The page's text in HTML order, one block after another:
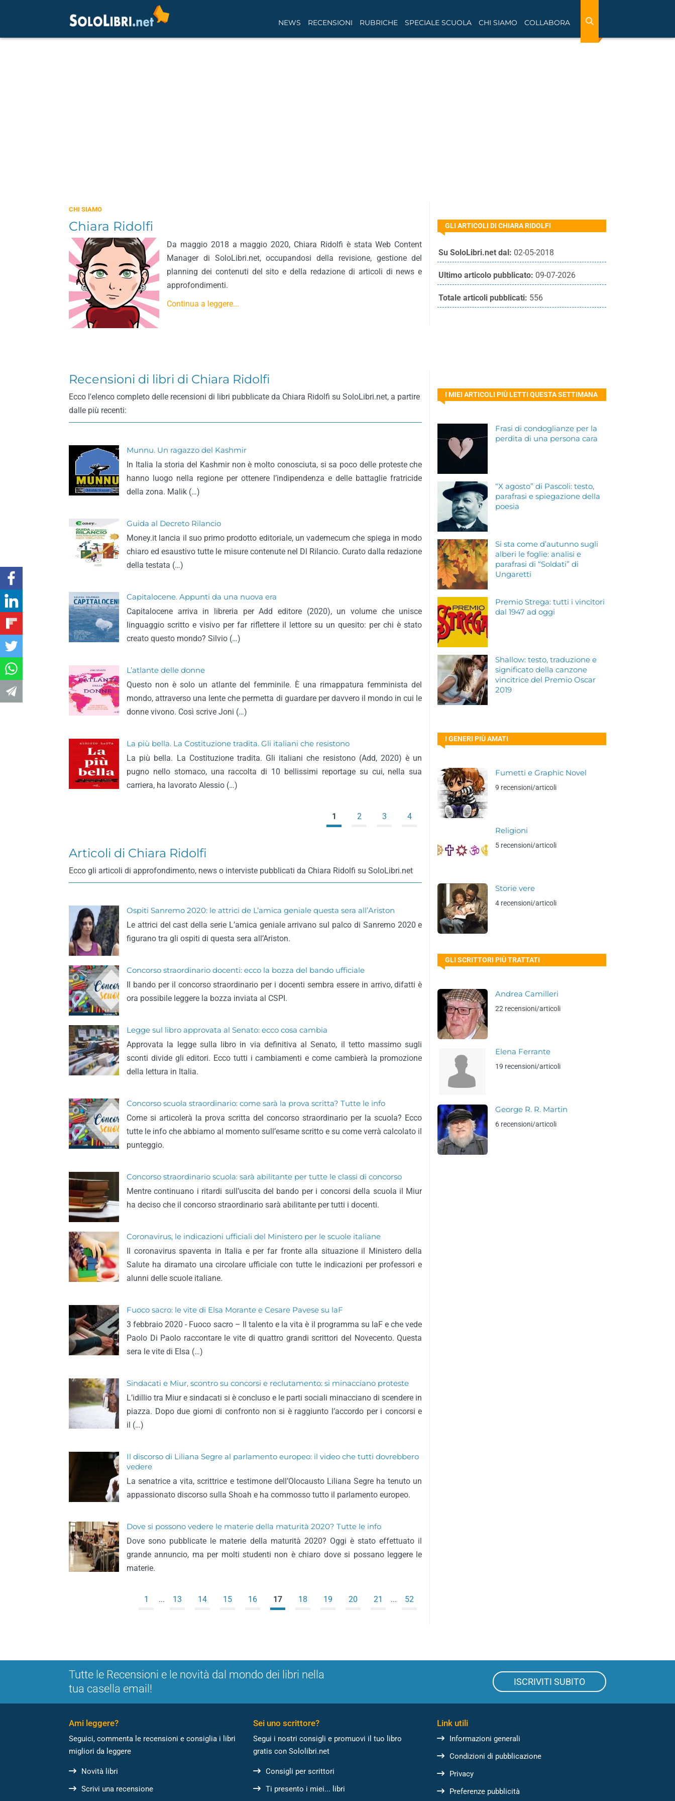
NEWS RECENSIONI RUBRICHE SPECIALE SCUOLA CHI SIAMO COLLABORA
CHI SIAMO
Chiara Ridolfi
Da maggio 2018 a maggio 2020, Chiara Ridolfi è stata Web Content
Manager di SoloLibri.net, occupandosi della revisione, gestione del
planning dei contenuti del sito e della redazione di articoli di news e
approfondimenti.
Continua a leggere...
GLI ARTICOLI DI CHIARA RIDOLFI
Su SoloLibri.net dal: 02-05-2018
Ultimo articolo pubblicato: 09-07-2026
Totale articoli pubblicati: 556
Recensioni di libri di Chiara Ridolfi
Ecco l'elenco completo delle recensioni di libri pubblicate da Chiara Ridolfi su SoloLibri.net, a partire
dalle più recenti:
Munnu. Un ragazzo del Kashmir
In Italia la storia del Kashmir non è molto conosciuta, si sa poco delle proteste che
hanno luogo nella regione per ottenere l’indipendenza e delle battaglie fratricide
della zona. Malik (…)
Guida al Decreto Rilancio
Money.it lancia il suo primo prodotto editoriale, un vademecum che spiega in modo
chiaro ed esaustivo tutte le misure contenute nel Dl Rilancio. Curato dalla redazione
della testata (…)
Capitalocene. Appunti da una nuova era
Capitalocene arriva in libreria per Add editore (2020), un volume che unisce
linguaggio scritto e visivo per far riflettere il lettore su un quesito: per chi è stato
creato questo mondo? Silvio (…)
L’atlante delle donne
Questo non è solo un atlante del femminile. È una rimappatura femminista del
mondo, attraverso una lente che permetta di guardare per davvero il mondo in cui le
donne vivono. Così scrive Joni (…)
La più bella. La Costituzione tradita. Gli italiani che resistono
La più bella. La Costituzione tradita. Gli italiani che resistono (Add, 2020) è un
pugno nello stomaco, una raccolta di 10 bellissimi reportage su cui, nella sua
carriera, ha lavorato Alessio (…)
1 2 3 4
Articoli di Chiara Ridolfi
Ecco gli articoli di approfondimento, news o interviste pubblicati da Chiara Ridolfi su SoloLibri.net
Ospiti Sanremo 2020: le attrici de L’amica geniale questa sera all’Ariston
Le attrici del cast della serie L’amica geniale arrivano sul palco di Sanremo 2020 e
figurano tra gli ospiti di questa sera all’Ariston.
Concorso straordinario docenti: ecco la bozza del bando ufficiale
Il bando per il concorso straordinario per i docenti sembra essere in arrivo, difatti è
ora possibile leggere la bozza inviata al CSPI.
Legge sul libro approvata al Senato: ecco cosa cambia
Approvata la legge sulla libro in via definitiva al Senato, il tetto massimo sugli
sconti divide gli editori. Ecco tutti i cambiamenti e come cambierà la promozione
della lettura in Italia.
Concorso scuola straordinario: come sarà la prova scritta? Tutte le info
Come si articolerà la prova scritta del concorso straordinario per la scuola? Ecco
tutte le info che abbiamo al momento sull’esame scritto e su come verrà calcolato il
punteggio.
Concorso straordinario scuola: sarà abilitante per tutte le classi di concorso
Mentre continuano i ritardi sull’uscita del bando per i concorsi della scuola il Miur
ha deciso che il concorso straordinario sarà abilitante per tutti i docenti.
Coronavirus, le indicazioni ufficiali del Ministero per le scuole italiane
Il coronavirus spaventa in Italia e per far fronte alla situazione il Ministero della
Salute ha diramato una circolare ufficiale con tutte le indicazioni per professori e
alunni delle scuole italiane.
Fuoco sacro: le vite di Elsa Morante e Cesare Pavese su laF
3 febbraio 2020 - Fuoco sacro – Il talento e la vita è il programma su laF e che vede
Paolo Di Paolo raccontare le vite di quattro grandi scrittori del Novecento. Questa
sera le vite di Elsa (…)
Sindacati e Miur, scontro su concorsi e reclutamento: si minacciano proteste
L’idillio tra Miur e sindacati si è concluso e le parti sociali minacciano di scendere in
piazza. Dopo due giorni di confronto non si è raggiunto l’accordo per i concorsi e
il (…)
Il discorso di Liliana Segre al parlamento europeo: il video che tutti dovrebbero
vedere
La senatrice a vita, scrittrice e testimone dell’Olocausto Liliana Segre ha tenuto un
appassionato discorso sulla Shoah e ha commosso tutto il parlamento europeo.
Dove si possono vedere le materie della maturità 2020? Tutte le info
Dove sono pubblicate le materie della maturità 2020? Oggi è stato effettuato il
grande annuncio, ma per molti studenti non è chiaro dove si possano leggere le
materie.
1 ... 13 14 15 16 17 18 19 20 21 ... 52
I MIEI ARTICOLI PIÙ LETTI QUESTA SETTIMANA
Frasi di condoglianze per la
perdita di una persona cara
“X agosto” di Pascoli: testo,
parafrasi e spiegazione della
poesia
Si sta come d’autunno sugli
alberi le foglie: analisi e
parafrasi di “Soldati” di
Ungaretti
Premio Strega: tutti i vincitori
dal 1947 ad oggi
Shallow: testo, traduzione e
significato della canzone
vincitrice del Premio Oscar
2019
I GENERI PIÙ AMATI
Fumetti e Graphic Novel
9 recensioni/articoli
Religioni
5 recensioni/articoli
Storie vere
4 recensioni/articoli
GLI SCRITTORI PIÙ TRATTATI
Andrea Camilleri
22 recensioni/articoli
Elena Ferrante
19 recensioni/articoli
George R. R. Martin
6 recensioni/articoli
Tutte le Recensioni e le novità dal mondo dei libri nella
tua casella email!
ISCRIVITI SUBITO
Ami leggere?
Seguici, commenta le recensioni e consiglia i libri
migliori da leggere
Novità libri
Scrivi una recensione
Sei uno scrittore?
Segui i nostri consigli e promuovi il tuo libro
gratis con Sololibri.net
Consigli per scrittori
Ti presento i miei... libri
Link utili
Informazioni generali
Condizioni di pubblicazione
Privacy
Preferenze pubblicità